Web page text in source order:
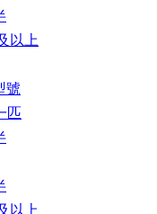
以上
號
匹
以上